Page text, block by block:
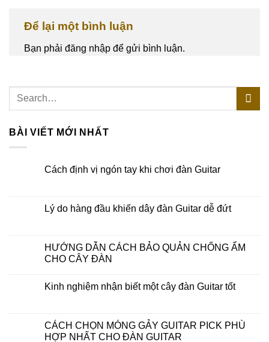
BÀI VIẾT MỚI NHẤT
Cách định vị ngón tay khi chơi đàn Guitar
Lý do hàng đầu khiến dây đàn Guitar dễ đứt
HƯỚNG DẪN CÁCH BẢO QUẢN CHỐNG ẨM
CHO CÂY ĐÀN
Kinh nghiệm nhận biết một cây đàn Guitar tốt
CÁCH CHỌN MÓNG GẢY GUITAR PICK PHÙ
HỢP NHẤT CHO ĐÀN GUITAR
Để lại một bình luận
Bạn phải đăng nhập để gửi bình luận.